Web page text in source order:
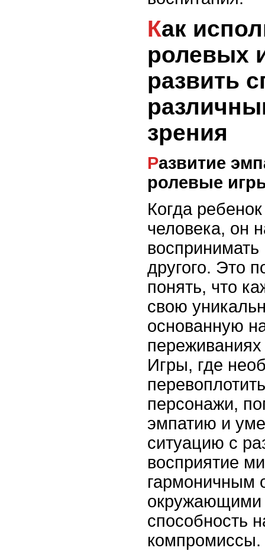
Как использование
ролевых
развить
зрения
Развитие эмпатии через
ролевые
Когда
человека, он
другого. Это
понять, что
свою
основанную
Игры, где
персонажи,
эмпатию и
ситуацию с
восприятие
гармоничным
окружающими
способность
компромиссы.